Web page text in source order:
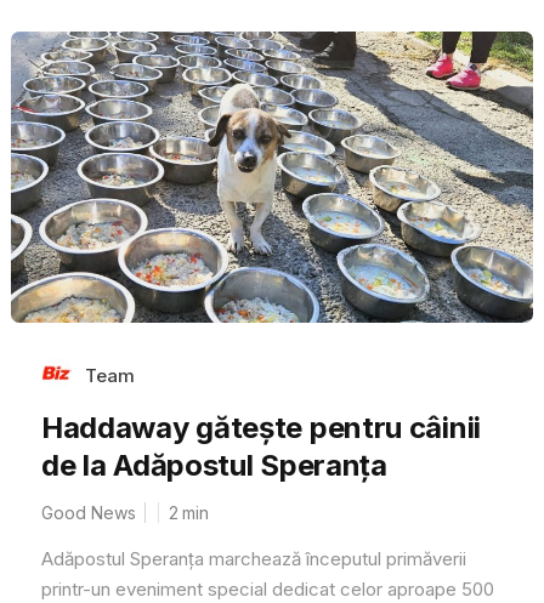
Team
Haddaway gătește pentru câinii
de la Adăpostul Speranța
Good News 2 min
Adăpostul Speranța marchează începutul primăverii
printr-un eveniment special dedicat celor aproape 500